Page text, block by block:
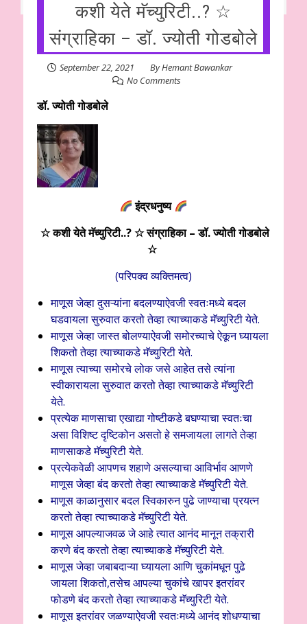
कशी येते मॅच्युरिटी..? ☆
संग्राहिका – डॉ. ज्योती गोडबोले
September 22, 2021 ByHemant Bawankar
No Comments
डॉ. ज्योती गोडबोले
इंद्रधनुष्य
☆ कशी येते मॅच्युरिटी..? ☆ संग्राहिका – डॉ. ज्योती गोडबोले
☆
(परिपक्व व्यक्तिमत्व)
माणूस जेव्हा दुसऱ्यांना बदलण्याऐवजी स्वतःमध्ये बदल
घडवायला सुरुवात करतो तेव्हा त्याच्याकडे मॅच्युरिटी येते.
माणूस जेव्हा जास्त बोलण्याऐवजी समोरच्याचे ऐकून घ्यायला
शिकतो तेव्हा त्याच्याकडे मॅच्युरिटी येते.
माणूस त्याच्या समोरचे लोक जसे आहेत तसे त्यांना
स्वीकारायला सुरुवात करतो तेव्हा त्याच्याकडे मॅच्युरिटी
येते.
प्रत्येक माणसाचा एखाद्या गोष्टीकडे बघण्याचा स्वतःचा
असा विशिष्ट दृष्टिकोन असतो हे समजायला लागते तेव्हा
माणसाकडे मॅच्युरिटी येते.
प्रत्येकवेळी आपणच शहाणे असल्याचा आविर्भाव आणणे
माणूस जेव्हा बंद करतो तेव्हा त्याच्याकडे मॅच्युरिटी येते.
माणूस काळानुसार बदल स्विकारुन पुढे जाण्याचा प्रयत्न
करतो तेव्हा त्याच्याकडे मॅच्युरिटी येते.
माणूस आपल्याजवळ जे आहे त्यात आनंद मानून तक्रारी
करणे बंद करतो तेव्हा त्याच्याकडे मॅच्युरिटी येते.
माणूस जेव्हा जबाबदाऱ्या घ्यायला आणि चुकांमधून पुढे
जायला शिकतो,तसेच आपल्या चुकांचे खापर इतरांवर
फोडणे बंद करतो तेव्हा त्याच्याकडे मॅच्युरिटी येते.
माणूस इतरांवर जळण्याऐवजी स्वतःमध्ये आनंद शोधण्याचा